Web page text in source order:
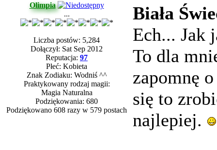
Olimpia
...
Liczba postów: 5,284
Dołączył: Sat Sep 2012
Reputacja: 97
Płeć: Kobieta
Znak Zodiaku: Wodniś ^^
Praktykowany rodzaj magii:
Magia Naturalna
Podziękowania: 680
Podziękowano 608 razy w 579 postach
Biała
Ech... Jak
To dla
zapomnę
się to
najlepiej.